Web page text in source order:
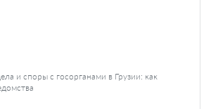
и споры с госорганами в Грузии: как